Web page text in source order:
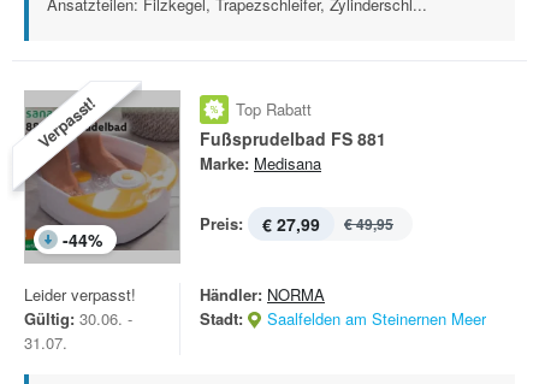
Verpasst!
-44%
Top Rabatt
Fußsprudelbad FS 881
Marke: Medisana
Preis: € 27,99 € 49,95
Leider verpasst!
Gültig: 30.06. -
31.07.
Händler: NORMA
Stadt:
Saalfelden am Steinernen Meer